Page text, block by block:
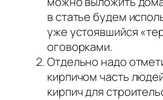
в статье будем
уже устоявшийся
оговорками.
Отдельно надо
кирпичом часть
кирпич для